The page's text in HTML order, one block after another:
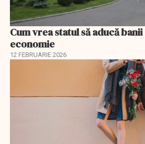
Cum vrea statul să aducă
economie
12 FEBRUARIE 2026